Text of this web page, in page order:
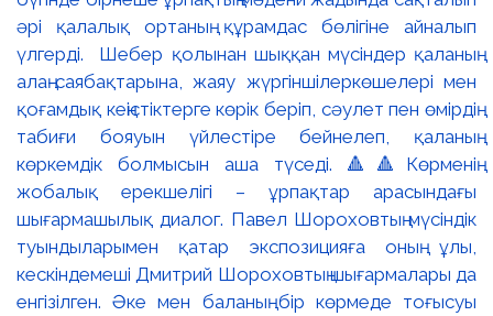
әрі қалалық ортаның құрамдас бөлігіне айналып
үлгерді. Шебер қолынан шыққан мүсіндер қаланың
алаң-саябақтарына, жаяу жүргіншілеркөшелері мен
қоғамдық кеңістіктерге көрік беріп, сәулет пен өмірдің
табиғи бояуын үйлестіре бейнелеп, қаланың
көркемдік болмысын аша түседі. 🔺🔺Көрменің
жобалық ерекшелігі – ұрпақтар арасындағы
шығармашылық диалог. Павел Шороховтың мүсіндік
туындыларымен қатар экспозицияға оның ұлы,
кескіндемеші Дмитрий Шороховтың шығармалары да
енгізілген. Әке мен баланың бір көрмеде тоғысуы